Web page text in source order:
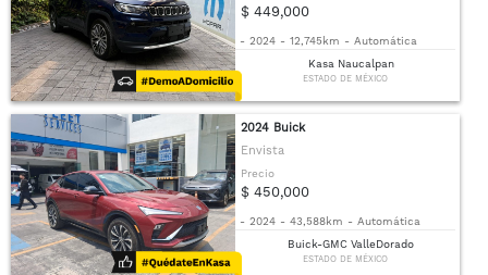
$ 449,000
- 2024 - 12,745km - Automática
Kasa Naucalpan
ESTADO DE MÉXICO
2024 Buick
Envista
Precio
$ 450,000
- 2024 - 43,588km - Automática
Buick-GMC ValleDorado
ESTADO DE MÉXICO